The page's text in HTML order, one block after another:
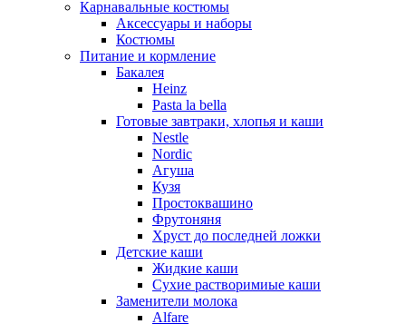
Карнавальные костюмы
Аксессуары и наборы
Костюмы
Питание и кормление
Бакалея
Heinz
Pasta la bella
Готовые завтраки, хлопья и каши
Nestle
Nordic
Агуша
Кузя
Простоквашино
Фрутоняня
Хруст до последней ложки
Детские каши
Жидкие каши
Сухие растворимиые каши
Заменители молока
Alfare